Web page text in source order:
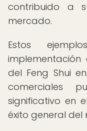
contribuido a
mercado.
Estos
implementación
del Feng Shui
comerciales
significativo en
éxito general del